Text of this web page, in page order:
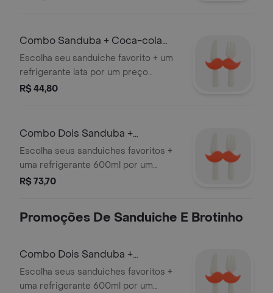
Combo Sanduba + Coca-cola
Lata (Sandif27)
Escolha seu sanduiche favorito + um
refrigerante lata por um preço
especial!
R$ 44,80
Combo Dois Sanduba +
Refrigerante 600 ml (Sandif49)
Escolha seus sanduiches favoritos +
uma refrigerante 600ml por um
preço especial!
R$ 73,70
Promoções De Sanduiche E Brotinho
Combo Dois Sanduba +
Refrigerante 600 ml (Sandif49)
Escolha seus sanduiches favoritos +
uma refrigerante 600ml por um